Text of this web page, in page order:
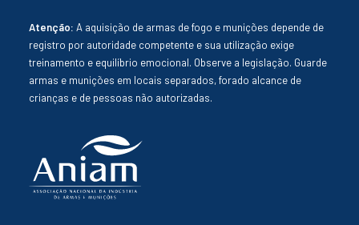
Atenção: A aquisição de armas de fogo e munições depende de
registro por autoridade competente e sua utilização exige
treinamento e equilíbrio emocional. Observe a legislação. Guarde
armas e munições em locais separados, forado alcance de
crianças e de pessoas não autorizadas.